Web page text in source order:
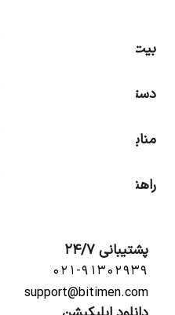
بیت ایمن
دسترسی آسان
منابع آموزشی
راهنمای استفاده
پشتیبانی 24/7
۰۲۱-۹۱۳۰۲۹۳۹
support@bitimen.com